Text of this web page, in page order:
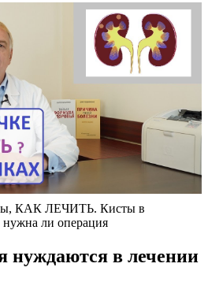
КАК ЛЕЧИТЬ. Кисты в
ли операция
нуждаются в лечении